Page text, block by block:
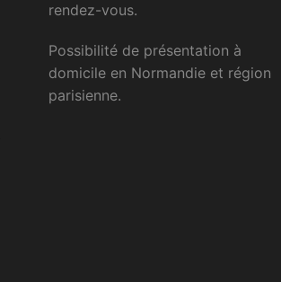
rendez-vous.
Possibilité de présentation à
domicile en Normandie et région
parisienne.